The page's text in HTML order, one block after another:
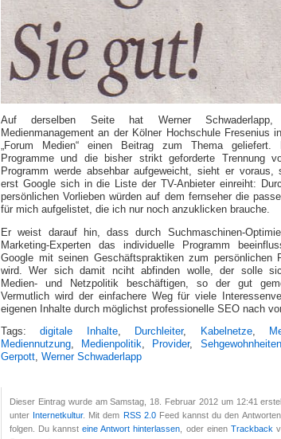
Auf derselben Seite hat Werner
Medienmanagement an der Kölner Hochschule Fresenius
„Forum Medien“ einen Beitrag zum Thema
Programme und die bisher strikt geforderte Trennung
Programm werde absehbar aufgeweicht, sieht er voraus,
erst Google sich in die Liste der TV-Anbieter einreiht:
persönlichen Vorlieben würden auf dem fernseher die
für mich aufgelistet, die ich nur noch anzuklicken brauche.
Er weist darauf hin, dass durch Suchmaschinen-
Marketing-Experten das individuelle Programm
Google mit seinen Geschäftspraktiken zum persönlichen
wird. Wer sich damit nciht abfinden wolle, der solle
Medien- und Netzpolitik beschäftigen, so der gut
Vermutlich wird der einfachere Weg für viele
eigenen Inhalte durch möglichst professionelle SEO nach
Tags:digitale Inhalte, Durchleiter, Kabelnetze,
Mediennutzung, Medienpolitik, Provider, Sehgewohnheiten
Gerpott, Werner Schwaderlapp
Dieser Eintrag wurde am Samstag, 18. Februar 2012 um 12:41
unter Internetkultur. Mit dem RSS 2.0Feed kannst du den
folgen. Du kannsteine Antwort hinterlassen , oder einen Trackback